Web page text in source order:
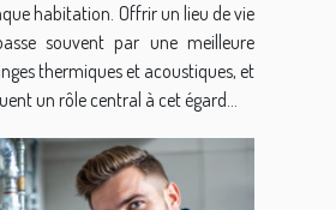
habitation. Offrir un lieu de vie
souvent par une meilleure
thermiques et acoustiques, et
un rôle central à cet égard...